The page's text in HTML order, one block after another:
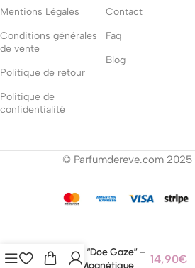
Mentions Légales
Conditions générales
de vente
Politique de retour
Politique de
confidentialité
Contact
Faq
Blog
© Parfumdereve.com 2025 |
Faux Cils “Doe Gaze” –
Regard Magnétique
14,90€